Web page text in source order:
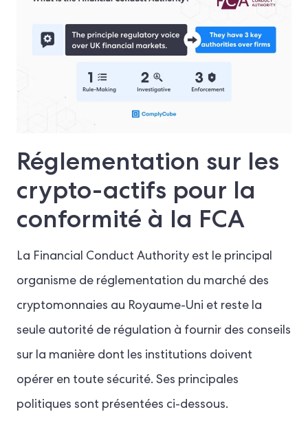
Réglementation sur les
crypto-actifs pour la
conformité à la FCA
La Financial Conduct Authority est le principal
organisme de réglementation du marché des
cryptomonnaies au Royaume-Uni et reste la
seule autorité de régulation à fournir des conseils
sur la manière dont les institutions doivent
opérer en toute sécurité. Ses principales
politiques sont présentées ci-dessous.